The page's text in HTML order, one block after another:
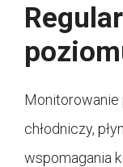
Monitorowanie
chłodniczy,
wspomagania